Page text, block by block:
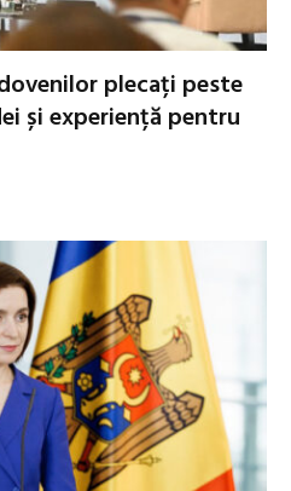
plecați peste
și experiență pentru